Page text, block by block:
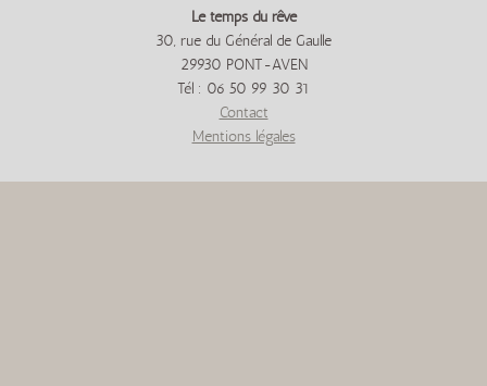
Le temps du rêve
30, rue du Général de Gaulle
29930 PONT-AVEN
Tél : 06 50 99 30 31
Contact
Mentions légales